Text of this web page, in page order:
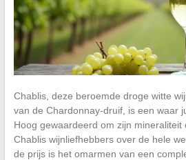
Chablis, deze beroemde droge witte
van de Chardonnay-druif, is een waar
Hoog gewaardeerd om zijn mineraliteit
Chablis wijnliefhebbers over de hele
de prijs is het omarmen van een